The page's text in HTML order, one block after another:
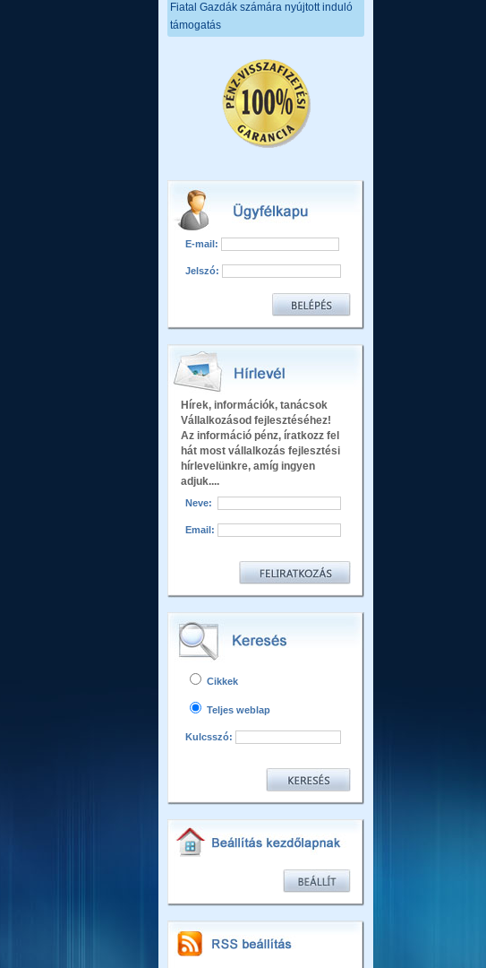
Fiatal Gazdák számára nyújtott induló
támogatás
E-mail:
Jelszó:
Hírek, információk, tanácsok
Vállalkozásod fejlesztéséhez!
Az információ pénz, íratkozz fel
hát most vállalkozás fejlesztési
hírlevelünkre, amíg ingyen
adjuk....
Neve:
Email:
Cikkek
Teljes weblap
Kulcsszó: